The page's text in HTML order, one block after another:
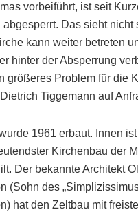
vorbeiführt, ist seit
Das sieht nicht
kann weiter betreten
hinter der Absperrung
größeres Problem für die
Tiggemann auf
1961 erbaut. Innen
Kirchenbau der
Der bekannte Architekt
(Sohn des
hat den Zeltbau mit